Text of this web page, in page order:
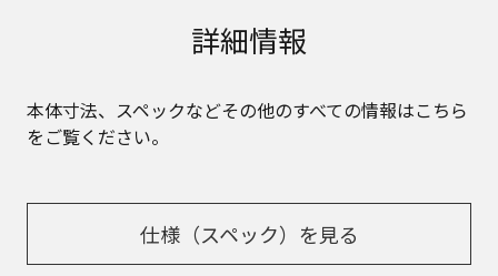
詳細情報
本体寸法、スペックなどその他のすべての情報はこちら
をご覧ください。
仕様（スペック）を見る